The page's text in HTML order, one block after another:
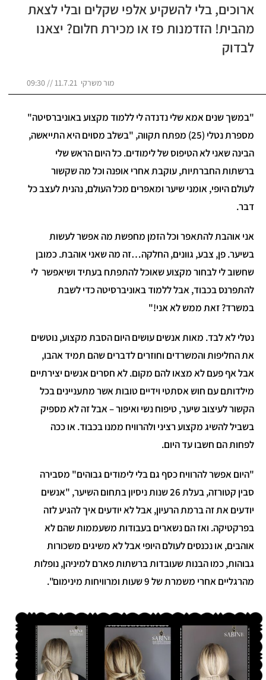
ארוכים, בלי להשקיע אלפי שקלים ובלי לצאת
מהבית! הזדמנות פז או מכירת חלום? יצאנו
לבדוק
מור משרקי 11.7.21 // 09:30
"במשך שנים אמא שלי נדנדה לי ללמוד מקצוע באוניברסיטה"
מספרת נטלי (25) מפתח תקווה, "בשלב מסוים היא התייאשה,
הבינה שאני לא הטיפוס של לימודים. כל היום הראש שלי
ברשתות החברתיות, עוקבת אחרי אופנה וכל מה שקשור
לעולם היופי, אומני שיער ומאפרים מכל העולם, נהנית לעצב כל
דבר.
אני אוהבת להתאפר וכל הזמן מחפשת מה אפשר לעשות
בשיער. פן, צבע, גוונים, החלקה…זה מה שאני אוהבת. כמובן
שחשוב לי לבחור מקצוע שאוכל להתפתח בעתיד ושיאפשר לי
להתפרנס בכבוד, אבל ללמוד באוניברסיטה כדי לשבת
במשרד? זאת ממש לא אני!"
נטלי לא לבד. מאות אנשים עושים היום הסבת מקצוע, נוטשים
את החליפות והמשרדים וחוזרים לדברים שהם תמיד אהבו,
אבל אף פעם לא מצאו להם מקום. לא חסרים אנשים יצירתיים
מילדותם עם חוש אסתטי וידיים טובות אשר מתעניינים בכל
הקשור לעיצוב שיער, טיפוח נשי ואיפור – אבל זה לא מספיק
בשביל להשיג מקצוע רציני ולהרוויח ממנו בכבוד. או ככה
לפחות הם חשבו עד היום.
"היום אפשר להרוויח כסף גם בלי לימודים גבוהים" מסבירה
סבין קטורזה, בעלת 26 שנות ניסיון בתחום השיער, "אנשים
יודעים את זה ברמת הרעיון, אבל לא יודעים איך להגיע לזה
בפרקטיקה. ואז הם נשארים בעבודות משעממות שהם לא
אוהבים, או נכנסים לעולם היופי אבל לא משיגים משכורות
גבוהות, כמו הבנות שעובדות ברשתות פארם למיניהן, נופלות
מהרגליים אחרי משמרת של 9 שעות ומרוויחות מינימום".